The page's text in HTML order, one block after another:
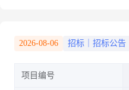
2026-08-06 招标｜招标公告
项目编号